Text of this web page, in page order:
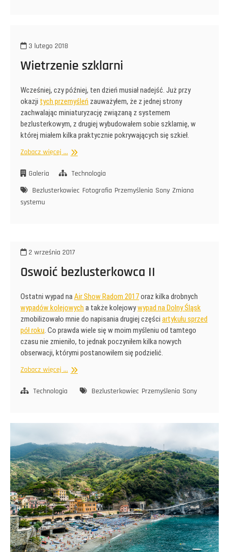
3 lutego 2018
Wietrzenie szklarni
Wcześniej, czy później, ten dzień musiał nadejść. Już przy
okazji tych przemyśleń zauważyłem, że z jednej strony
zachwalając miniaturyzację związaną z systemem
bezlusterkowym, z drugiej wybudowałem sobie szklarnię, w
której miałem kilka praktycznie pokrywających się szkieł.
Zobacz więcej ... Wietrzenie
Galeria
Technologia
Bezlusterkowiec Fotografia Przemyślenia Sony Zmiana
systemu
2 września 2017
Oswoić bezlusterkowca II
Ostatni wypad naAir Show Radom 2017oraz kilka drobnych
wypadów kolejowych a także kolejowywypad na Dolny Śląsk
zmobilizowało mnie do napisania drugiej części artykułu sprzed
pół roku. Co prawda wiele się w moim myśleniu od tamtego
czasu nie zmieniło, to jednak poczyniłem kilka nowych
obserwacji, którymi postanowiłem się podzielić.
Zobacz więcej ... Oswoić
Technologia Bezlusterkowiec Przemyślenia Sony